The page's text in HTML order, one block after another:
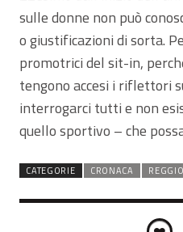
sulle donne non può
o giustificazioni di sorta.
promotrici del sit-in,
tengono accesi i riflettori
interrogarci tutti e non
quello sportivo – che
CATEGORIE CRONACA